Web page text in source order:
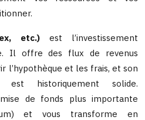
etc.)est l’investissement
Il offre des flux de revenus
l’hypothèque et les frais, et son
est historiquement solide.
de fonds plus importante
et vous transforme en